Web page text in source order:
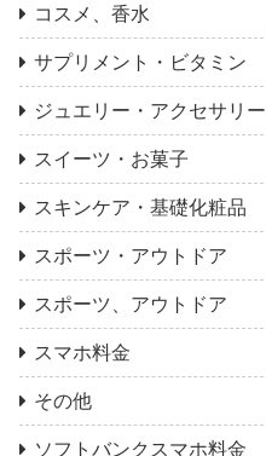
コスメ、香水
サプリメント・ビタミン
ジュエリー・アクセサリー
スイーツ・お菓子
スキンケア・基礎化粧品
スポーツ・アウトドア
スポーツ、アウトドア
スマホ料金
その他
ソフトバンクスマホ料金